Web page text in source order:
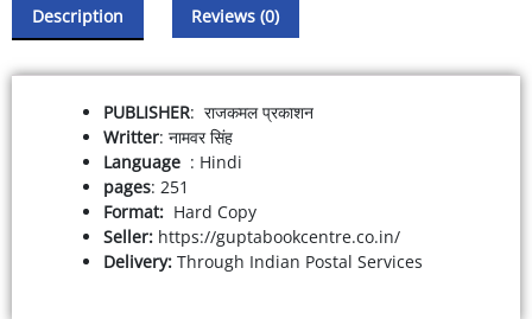
Description Reviews (0)
PUBLISHER: राजकमल प्रकाशन
Writter: नामवर सिंह
: Hindi
pages: 251
Format: Hard Copy
Seller: https://guptabookcentre.co.in/
Delivery: Through Indian Postal Services